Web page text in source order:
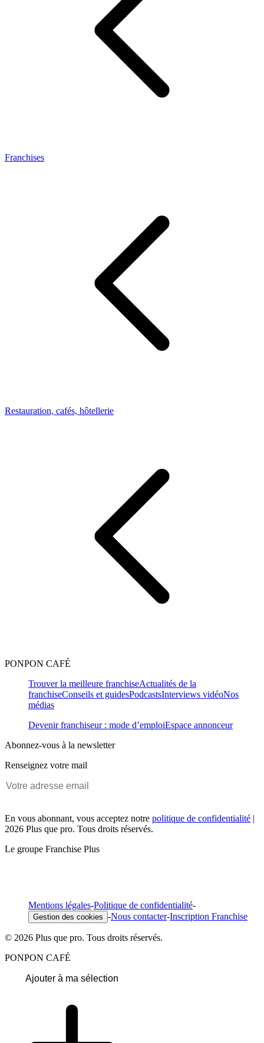
Franchises
Restauration, cafés, hôtellerie
PONPON CAFÉ
Trouver la meilleure franchiseActualités de la
franchiseConseils et guidesPodcastsInterviews vidéoNos
médias
Devenir franchiseur : mode d’emploiEspace annonceur
Abonnez-vous à la newsletter
Renseignez votre mail
En vous abonnant, vous acceptez notre politique de confidentialité |
2026 Plus que pro. Tous droits réservés.
Le groupe Franchise Plus
Mentions légales-Politique de confidentialité-
Gestion des cookies -Nous contacter-Inscription Franchise
© 2026 Plus que pro. Tous droits réservés.
PONPON CAFÉ
Ajouter à ma sélection